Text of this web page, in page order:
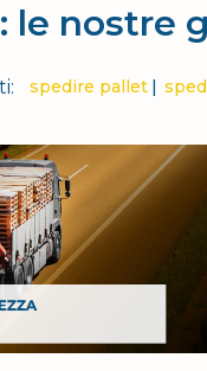
le nostre
spedire pallet